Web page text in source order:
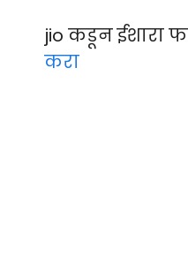
jio कडून ईशारा
करा